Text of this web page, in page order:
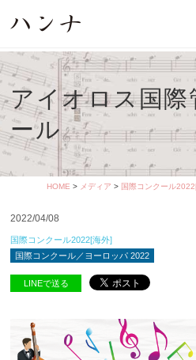
アイオロス国
ール
HOME > メディア > 国際コンクール
2022/04/08
国際コンクール2022[海外]
国際コンクール／ヨーロッパ 2022
LINEで送る